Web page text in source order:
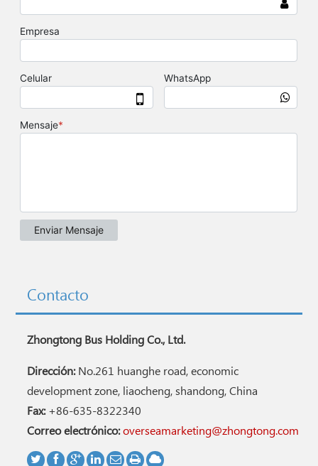
Contacto
Zhongtong Bus Holding Co., Ltd.
Dirección:No.261 huanghe road, economic
development zone, liaocheng, shandong, China
Fax:+86-635-8322340
Correo electrónico:overseamarketing@zhongtong.com